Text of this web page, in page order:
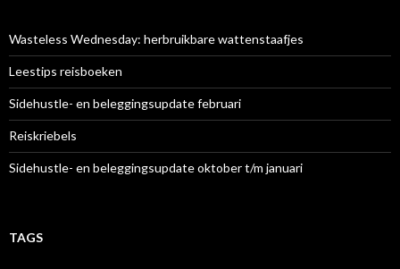
Wasteless Wednesday: herbruikbare wattenstaafjes
Leestips reisboeken
Sidehustle- en beleggingsupdate februari
Reiskriebels
Sidehustle- en beleggingsupdate oktober t/m januari
TAGS